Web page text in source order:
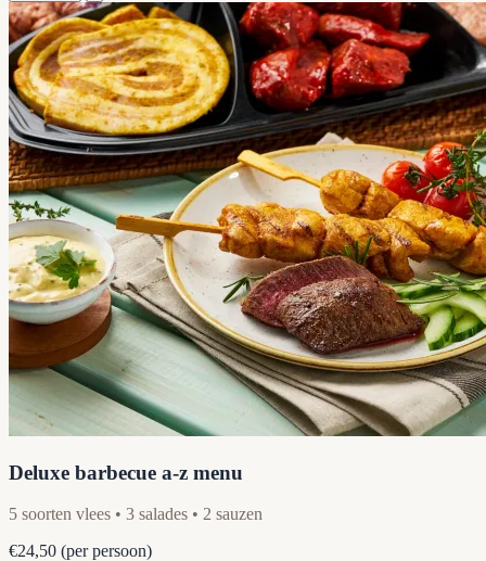
Deluxe barbecue a-z menu
5 soorten vlees • 3 salades • 2 sauzen
€24,50 (per persoon)